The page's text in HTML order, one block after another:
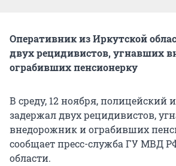
Оперативник из Иркутской
двух рецидивистов, угнавших
ограбивших пенсионерку
В среду, 12 ноября, полицейский
задержал двух рецидивистов,
внедорожник и ограбивших
сообщает пресс-служба ГУ МВД
области.